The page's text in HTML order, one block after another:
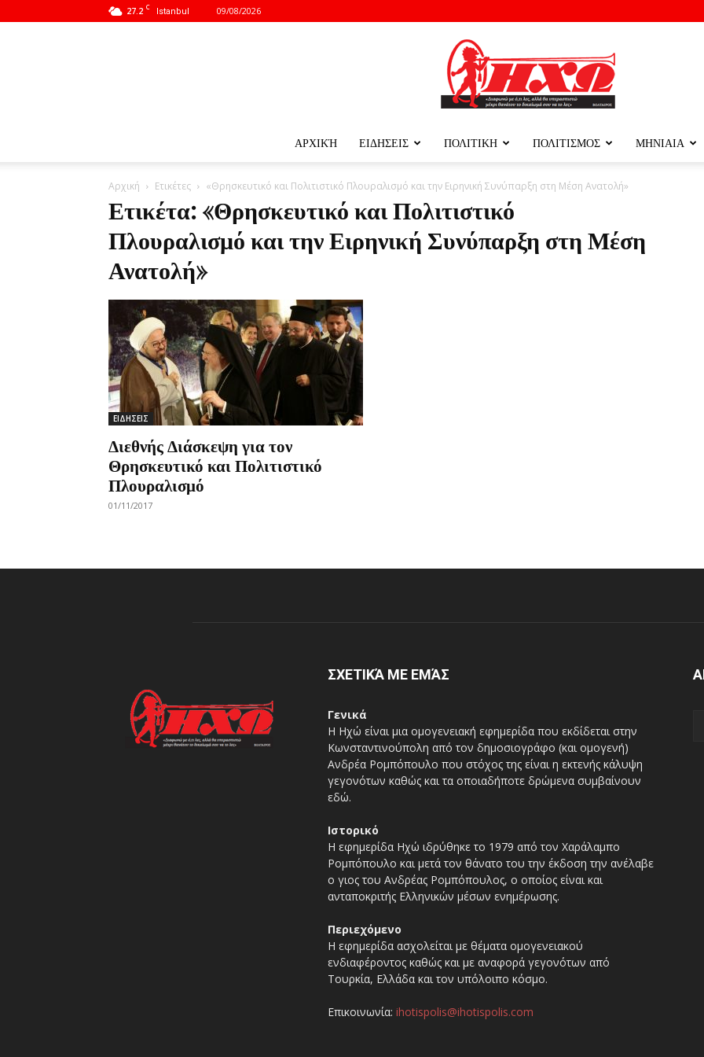
27.2 C Istanbul 09/08/2026
ΗΜΕΡΗΣΙΟ
ΑΡΧΙΚΉ ΕΙΔΗΣΕΙΣ ΠΟΛΙΤΙΚΗ ΠΟΛΙΤΙΣΜΟΣ ΜΗΝΙΑΙΑ
Αρχική Ετικέτες «Θρησκευτικό και Πολιτιστικό Πλουραλισμό και την Ειρηνική Συνύπαρξη στη Μέση Ανατολή»
Ετικέτα: «Θρησκευτικό και Πολιτιστικό
Πλουραλισμό και την Ειρηνική Συνύπαρξη στη Μέση
Ανατολή»
ΕΙΔΗΣΕΙΣ
Διεθνής Διάσκεψη για τον
Θρησκευτικό και Πολιτιστικό
Πλουραλισμό
01/11/2017
ΣΧΕΤΙΚΆ ΜΕ ΕΜΆΣ
Γενικά
Η Ηχώ είναι μια ομογενειακή εφημερίδα που εκδίδεται στην
Κωνσταντινούπολη από τον δημοσιογράφο (και ομογενή)
Ανδρέα Ρομπόπουλο που στόχος της είναι η εκτενής κάλυψη
γεγονότων καθώς και τα οποιαδήποτε δρώμενα συμβαίνουν
εδώ.
Ιστορικό
Η εφημερίδα Ηχώ ιδρύθηκε το 1979 από τον Χαράλαμπο
Ρομπόπουλο και μετά τον θάνατο του την έκδοση την ανέλαβε
ο γιος του Ανδρέας Ρομπόπουλος, ο οποίος είναι και
ανταποκριτής Ελληνικών μέσων ενημέρωσης.
Περιεχόμενο
Η εφημερίδα ασχολείται με θέματα ομογενειακού
ενδιαφέροντος καθώς και με αναφορά γεγονότων από
Τουρκία, Ελλάδα και τον υπόλοιπο κόσμο.
Επικοινωνία: ihotispolis@ihotispolis.com